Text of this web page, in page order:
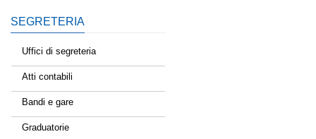
SEGRETERIA
Uffici di segreteria
Atti contabili
Bandi e gare
Graduatorie